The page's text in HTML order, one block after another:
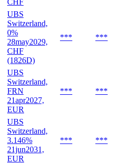
CHF
UBS
Switzerland,
0%
28may2029,
CHF
(1826D)
*** ***
UBS
Switzerland,
FRN
21apr2027,
EUR
*** ***
UBS
Switzerland,
3.146%
21jun2031,
EUR
*** ***